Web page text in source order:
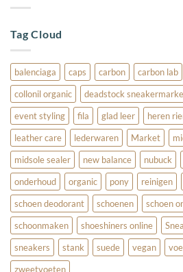
Tag Cloud
balenciaga caps carbon carbon lab
collonil organic
deadstock
event styling
fila glad leer heren
leather care
lederwaren Market
midsole sealer
new balance nubuck
onderhoud
organic pony reinigen
schoen deodorant
schoenen schoen
schoonmaken
shoeshiners online
sneakers
stank suede vegan
zweetvoeten